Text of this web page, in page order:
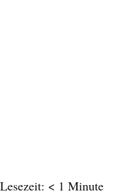
Lesezeit: < 1 Minute